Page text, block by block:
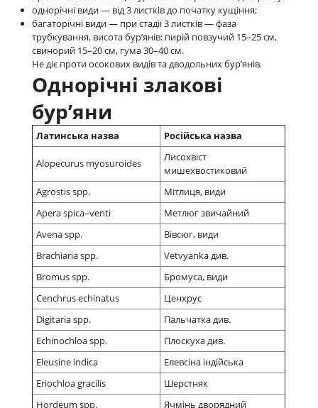
однорічні види — від 3 листків до початку кущіння;
багаторічні види — при стадії 3 листків — фаза
трубкування, висота бур’янів: пирій повзучий 15–25 см,
свинорий 15–20 см, гума 30–40 см.
Не діє проти осокових видів та дводольних бур’янів.
Однорічні злакові
бур’яни
Латинська назва Російська назва
Alopecurus myosuroides
Лисохвіст
мишехвостиковий
Agrostis spp.
Мітлиця, види
Apera spica–venti
Метлюг звичайний
Avena spp.
Вівсюг, види
Brachiaria spp.
Vetvyanka див.
Bromus spp.
Бромуса, види
Cenchrus echinatus
Ценхрус
Digitaria spp.
Пальчатка див.
Echinochloa spp.
Плоскуха див.
Eleusine indica
Елевсіна індійська
Eriochloa gracilis
Шерстняк
Hordeum spp.
Ячмінь дворядний